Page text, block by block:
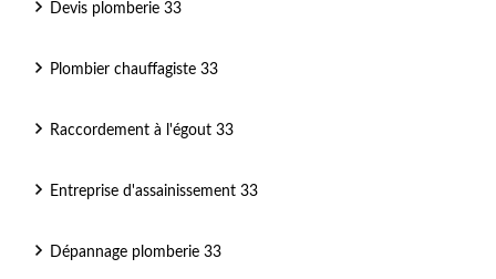
Devis plomberie 33
Plombier chauffagiste 33
Raccordement à l'égout 33
Entreprise d'assainissement 33
Dépannage plomberie 33